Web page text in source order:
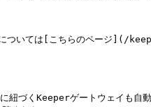
細については[こちらのペー
紐づくKeeperゲートウェイも自